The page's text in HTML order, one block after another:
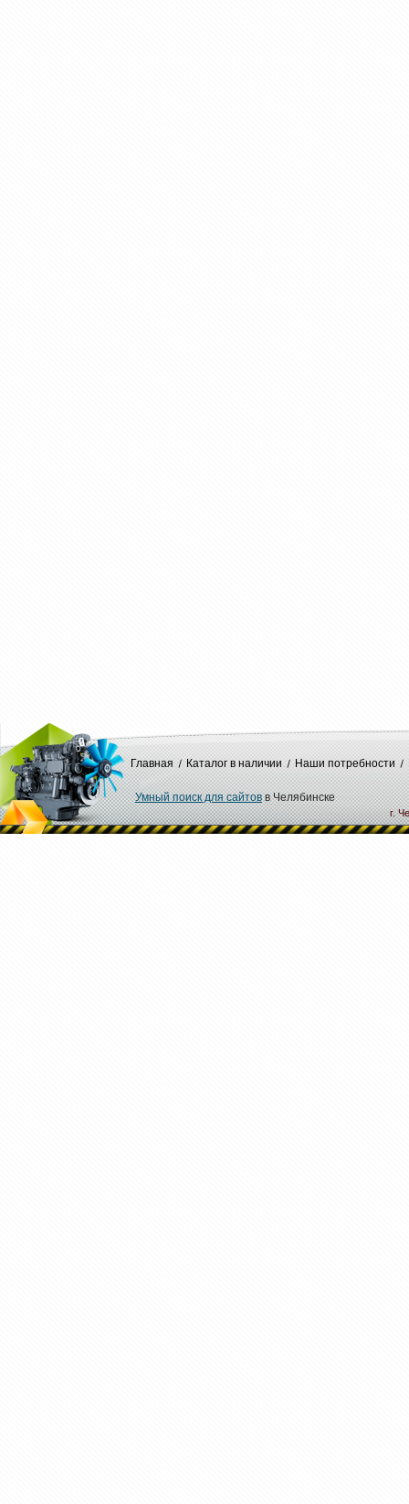
Главная Каталог в наличии Наши потребности
Умный поиск для сайтовв Челябинске
г.